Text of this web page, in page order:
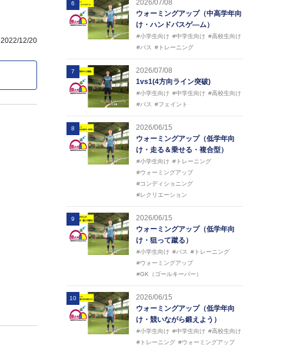
2022/12/20
6
2026/07/08
ウォーミングアップ（中高学年向
け・ハンドパスゲ―ム）
#小学生向け #中学生向け #高校生向け
#パス
#トレーニング
7
2026/07/08
1vs1(4方向ライン突破)
#小学生向け #中学生向け #高校生向け
#パス
#フェイント
8
2026/06/15
ウォーミングアップ（低学年向
け・走る＆乗せる・複合型）
#小学生向け #トレーニング
#ウォーミングアップ
#コンディショニング
#レクリエーション
9
2026/06/15
ウォーミングアップ（低学年向
け・狙って蹴る）
#小学生向け #パス
#トレーニング
#ウォーミングアップ
#GK（ゴールキーパー）
10
2026/06/15
ウォーミングアップ（低学年向
け・競いながら鍛えよう）
#小学生向け #中学生向け #高校生向け
#トレーニング #ウォーミングアップ